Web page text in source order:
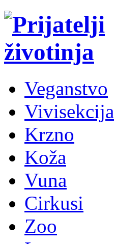
Veganstvo
Vivisekcija
Krzno
Koža
Vuna
Cirkusi
Zoo